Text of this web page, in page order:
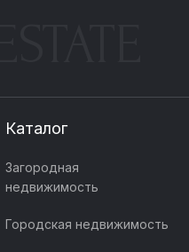
Каталог
Загородная
недвижимость
Городская недвижимость